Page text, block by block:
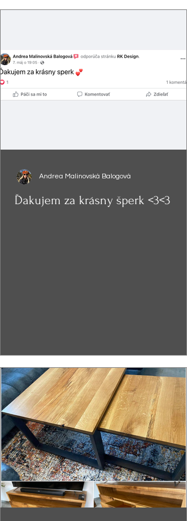
Ďakujem za krásny šperk <3<3
Andrea Malinovská Balogová